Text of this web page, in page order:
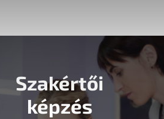
Szakértői
képzés